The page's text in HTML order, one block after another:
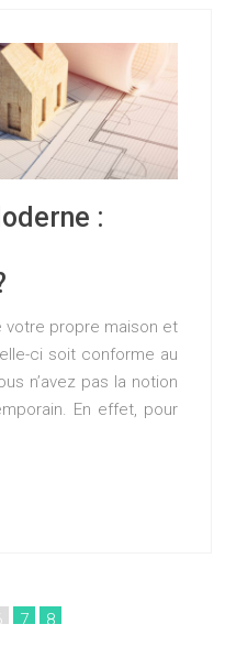
:
votre propre maison et
ci soit conforme au
n’avez pas la notion
En effet, pour
7 8